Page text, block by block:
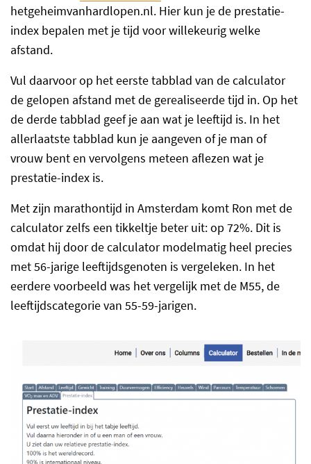
hetgeheimvanhardlopen.nl. Hier kun je de prestatie-
index bepalen met je tijd voor willekeurig welke
afstand.
Vul daarvoor op het eerste tabblad van de calculator
de gelopen afstand met de gerealiseerde tijd in. Op het
de derde tabblad geef je aan wat je leeftijd is. In het
allerlaatste tabblad kun je aangeven of je man of
vrouw bent en vervolgens meteen aflezen wat je
prestatie-index is.
Met zijn marathontijd in Amsterdam komt Ron met de
calculator zelfs een tikkeltje beter uit: op 72%. Dit is
omdat hij door de calculator modelmatig heel precies
met 56-jarige leeftijdsgenoten is vergeleken. In het
eerdere voorbeeld was het vergelijk met de M55, de
leeftijdscategorie van 55-59-jarigen.